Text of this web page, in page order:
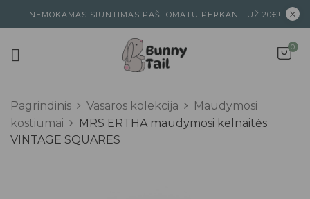
NEMOKAMAS SIUNTIMAS PAŠTOMATU PERKANT UŽ 20€!
0
Pagrindinis Vasaros kolekcija
Maudymosi
kostiumai
MRS ERTHA maudymosi kelnaitės
VINTAGE SQUARES